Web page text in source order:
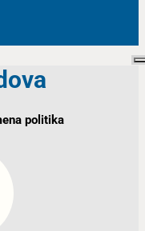
politika